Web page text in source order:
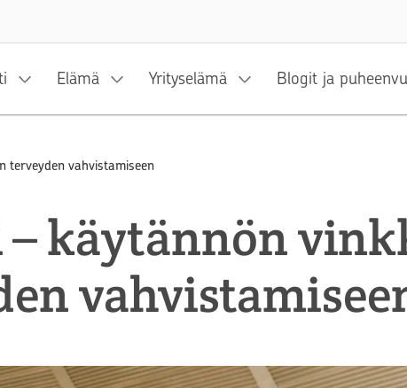
Elämä Yrityselämä Blogit ja
terveyden vahvistamiseen
käytännön